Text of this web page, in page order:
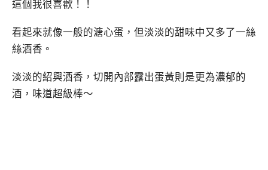
這個我很喜歡！！
看起來就像一般的溏心蛋，但淡淡的甜味中又多了一絲
絲酒香。
淡淡的紹興酒香，切開內部露出蛋黃則是更為濃郁的
酒，味道超級棒～